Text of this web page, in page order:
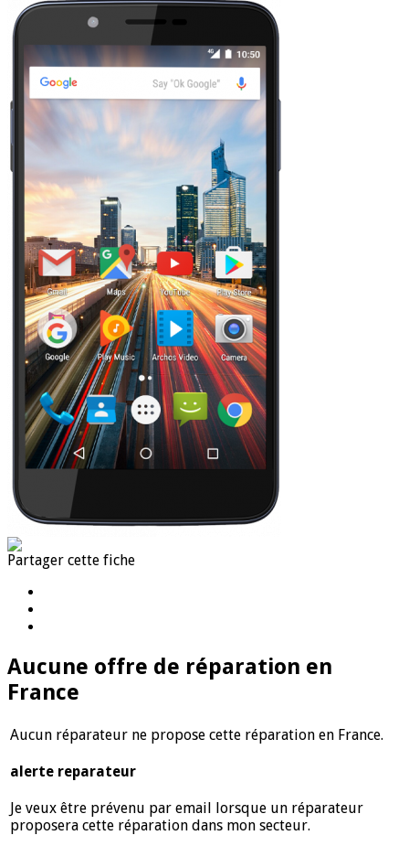
Partager cette fiche
Aucune offre de réparation en
France
Aucun réparateur ne propose cette réparation en France.
alerte reparateur
Je veux être prévenu par email lorsque un réparateur
proposera cette réparation dans mon secteur.